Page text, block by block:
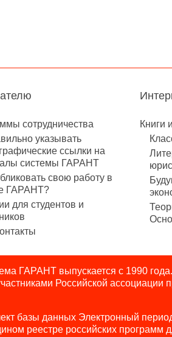
сотрудничества
указывать
ссылки на
системы ГАРАНТ
свою работу в
ГАРАНТ?
для студентов и
Книги
ГАРАНТ выпускается с 1990 года.
Российской ассоциации
базы данных Электронный
реестре российских программ